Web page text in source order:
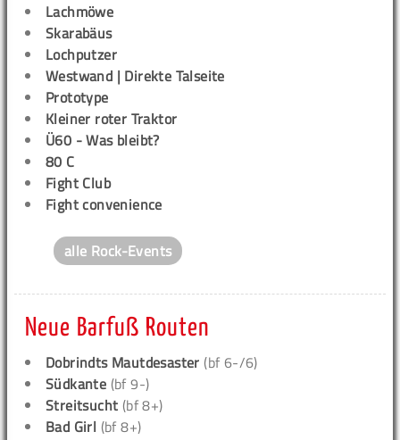
Lachmöwe
Skarabäus
Lochputzer
Westwand | Direkte Talseite
Prototype
Kleiner roter Traktor
Ü60 - Was bleibt?
80 C
Fight Club
Fight convenience
alle Rock-Events
Neue Barfuß Routen
Dobrindts Mautdesaster (bf 6-/6)
Südkante (bf 9-)
Streitsucht (bf 8+)
Bad Girl (bf 8+)